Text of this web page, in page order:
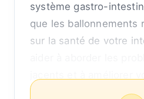
système gastro-
que les ballonnements
sur la santé de votre
général.